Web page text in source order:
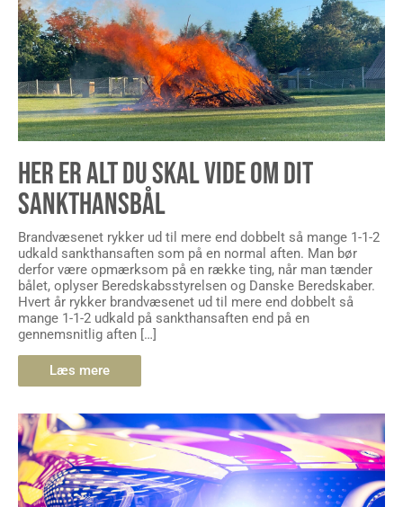
HER ER ALT DU SKAL VIDE OM DIT
SANKTHANSBÅL
Brandvæsenet rykker ud til mere end dobbelt så mange 1-1-2
udkald sankthansaften som på en normal aften. Man bør
derfor være opmærksom på en række ting, når man tænder
bålet, oplyser Beredskabsstyrelsen og Danske Beredskaber.
Hvert år rykker brandvæsenet ud til mere end dobbelt så
mange 1-1-2 udkald på sankthansaften end på en
gennemsnitlig aften […]
Læs mere